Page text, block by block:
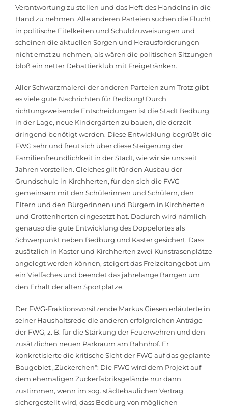
Verantwortung zu stellen und das Heft des Handelns in die
Hand zu nehmen. Alle anderen Parteien suchen die Flucht
in politische Eitelkeiten und Schuldzuweisungen und
scheinen die aktuellen Sorgen und Herausforderungen
nicht ernst zu nehmen, als wären die politischen Sitzungen
bloß ein netter Debattierklub mit Freigetränken.
Aller Schwarzmalerei der anderen Parteien zum Trotz gibt
es viele gute Nachrichten für Bedburg! Durch
richtungsweisende Entscheidungen ist die Stadt Bedburg
in der Lage, neue Kindergärten zu bauen, die derzeit
dringend benötigt werden. Diese Entwicklung begrüßt die
FWG sehr und freut sich über diese Steigerung der
Familienfreundlichkeit in der Stadt, wie wir sie uns seit
Jahren vorstellen. Gleiches gilt für den Ausbau der
Grundschule in Kirchherten, für den sich die FWG
gemeinsam mit den Schülerinnen und Schülern, den
Eltern und den Bürgerinnen und Bürgern in Kirchherten
und Grottenherten eingesetzt hat. Dadurch wird nämlich
genauso die gute Entwicklung des Doppelortes als
Schwerpunkt neben Bedburg und Kaster gesichert. Dass
zusätzlich in Kaster und Kirchherten zwei Kunstrasenplätze
angelegt werden können, steigert das Freizeitangebot um
ein Vielfaches und beendet das jahrelange Bangen um
den Erhalt der alten Sportplätze.
Der FWG-Fraktionsvorsitzende Markus Giesen erläuterte in
seiner Haushaltsrede die anderen erfolgreichen Anträge
der FWG, z. B. für die Stärkung der Feuerwehren und den
zusätzlichen neuen Parkraum am Bahnhof. Er
konkretisierte die kritische Sicht der FWG auf das geplante
Baugebiet „Zückerchen“: Die FWG wird dem Projekt auf
dem ehemaligen Zuckerfabriksgelände nur dann
zustimmen, wenn im sog. städtebaulichen Vertrag
sichergestellt wird, dass Bedburg von möglichen